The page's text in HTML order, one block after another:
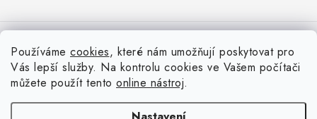
Používáme cookies, které nám umožňují poskytovat pro
Vás lepší služby. Na kontrolu cookies ve Vašem počítači
můžete použít tento online nástroj.
á
Doprava
Nepřehlédněte
Blog s nápady a návody